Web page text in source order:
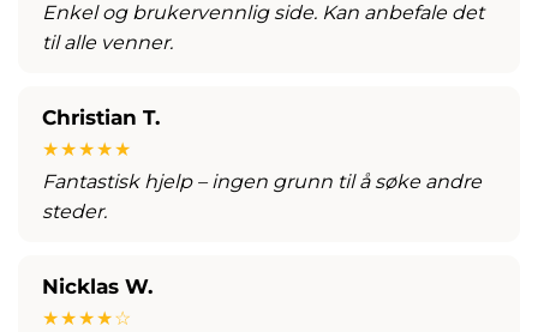
Enkel og brukervennlig side. Kan anbefale det
til alle venner.
Christian T.
★★★★★
Fantastisk hjelp – ingen grunn til å søke andre
steder.
Nicklas W.
★★★★☆